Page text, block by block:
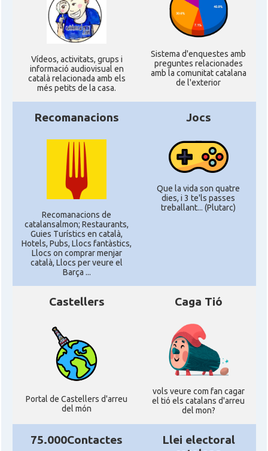
Ví­deos, activitats, grups i
informació audiovisual en
català relacionada amb els
més petits de la casa.
Sistema d'enquestes amb
preguntes relacionades
amb la comunitat catalana
de l'exterior
Recomanacions
Recomanacions de
catalansalmon; Restaurants,
Guies Turístics en català,
Hotels, Pubs, Llocs fantàstics,
Llocs on comprar menjar
català, Llocs per veure el
Barça ...
Jocs
Que la vida son quatre
dies, i 3 te'ls passes
treballant... (Plutarc)
Castellers
Portal de Castellers d'arreu
del món
Caga Tió
vols veure com fan cagar
el tió els catalans d'arreu
del mon?
75.000Contactes
Llei electoral